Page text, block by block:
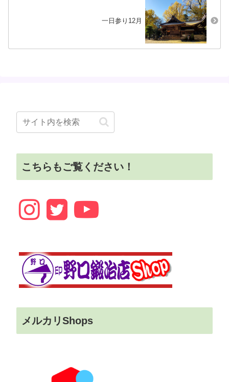
一日参り12月
こちらもご覧ください！
メルカリShops